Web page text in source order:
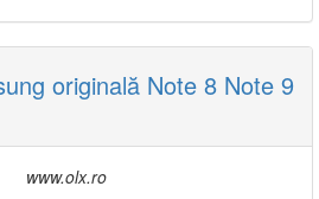
originală Note 8 Note 9
www.olx.ro